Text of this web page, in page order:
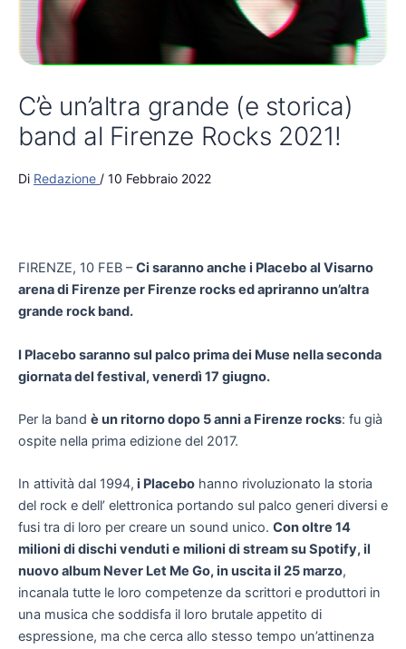
C’è un’altra grande (e storica)
band al Firenze Rocks 2021!
Di Redazione / 10 Febbraio 2022
FIRENZE, 10 FEB –Ci saranno anche i Placebo al Visarno
arena di Firenze per Firenze rocks ed apriranno un’altra
grande rock band.
I Placebo saranno sul palco prima dei Muse nella seconda
giornata del festival, venerdì 17 giugno.
Per la band è un ritorno dopo 5 anni a Firenze rocks: fu già
ospite nella prima edizione del 2017.
In attività dal 1994, i Placebo hanno rivoluzionato la storia
del rock e dell’ elettronica portando sul palco generi diversi e
fusi tra di loro per creare un sound unico. Con oltre 14
milioni di dischi venduti e milioni di stream su Spotify, il
nuovo album Never Let Me Go, in uscita il 25 marzo,
incanala tutte le loro competenze da scrittori e produttori in
una musica che soddisfa il loro brutale appetito di
espressione, ma che cerca allo stesso tempo un’attinenza